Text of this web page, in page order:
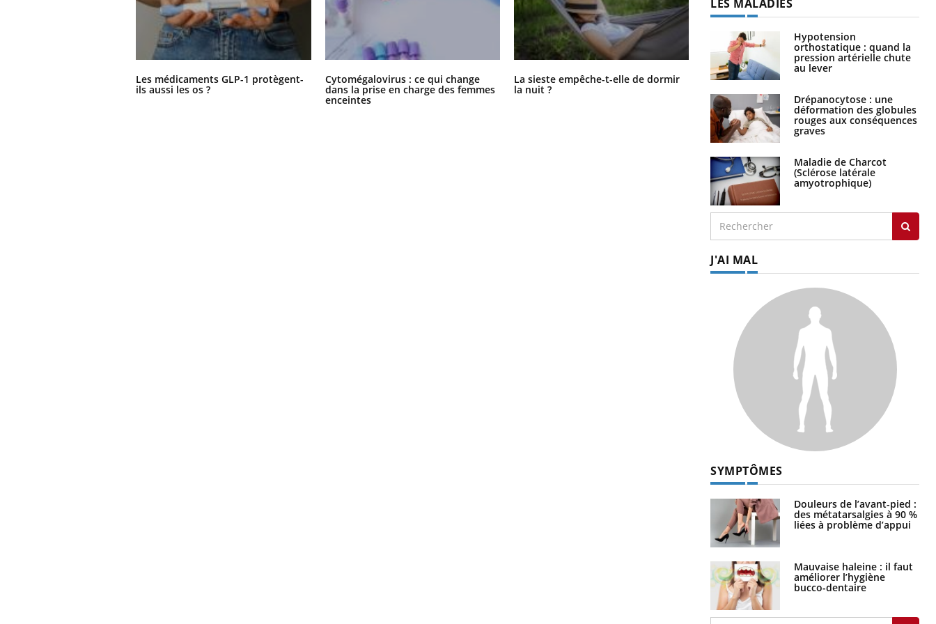
Les médicaments GLP-1 protègent-
ils aussi les os ?
Cytomégalovirus : ce qui change
dans la prise en charge des femmes
enceintes
La sieste empêche-t-elle de dormir
la nuit ?
VIH : la fin du comprimé tous les
LES MALADIES
Hypotension
orthostatique : quand la
pression artérielle chute
au lever
Drépanocytose : une
déformation des globules
rouges aux conséquences
graves
Maladie de Charcot
(Sclérose latérale
amyotrophique)
J'AI MAL
SYMPTÔMES
Douleurs de l’avant-pied :
des métatarsalgies à 90 %
liées à problème d’appui
Mauvaise haleine : il faut
améliorer l’hygiène
bucco-dentaire